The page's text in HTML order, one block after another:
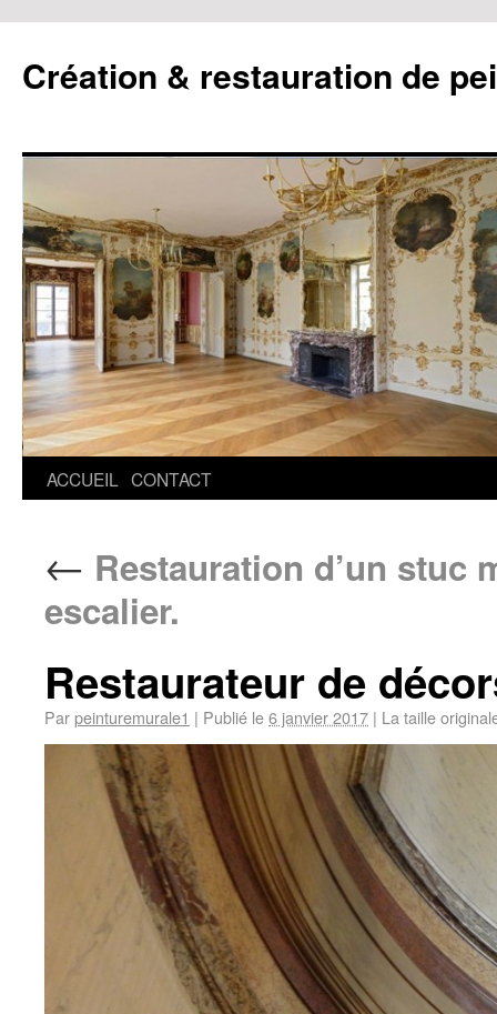
Création & restauration de
ACCUEIL CONTACT
← Restauration d’un stuc
escalier.
Restaurateur de
Parpeinturemurale1 | Publié le6 janvier 2017 | La taille